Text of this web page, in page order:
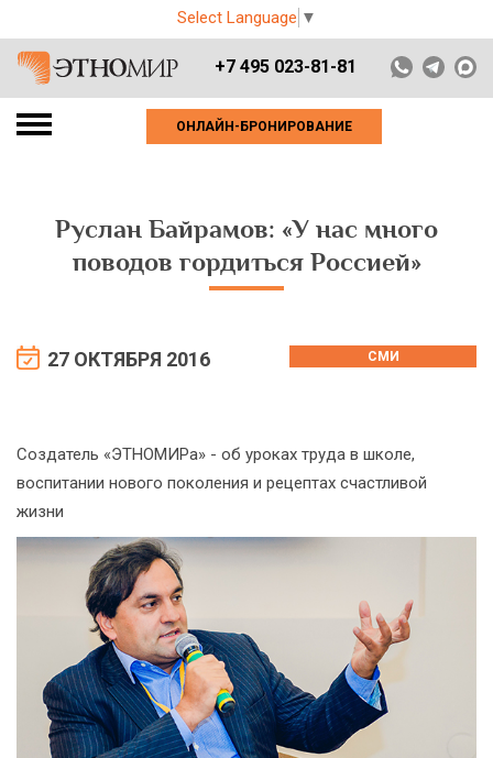
Select Language ▼
+7 495 023-81-81
ОНЛАЙН-БРОНИРОВАНИЕ
Руслан Байрамов: «У нас много
поводов гордиться Россией»
27 ОКТЯБРЯ 2016 СМИ
Создатель «ЭТНОМИРа» - об уроках труда в школе,
воспитании нового поколения и рецептах счастливой
жизни